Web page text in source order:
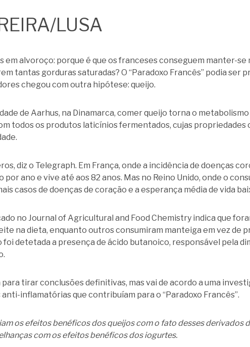
LUSA
alvoroço: porque é que os franceses conseguem manter-se
tantas gorduras saturadas? O “Paradoxo Francês” podia ser
chegou com outra hipótese: queijo.
de Aarhus, na Dinamarca, comer queijo torna o
todos os produtos laticínios fermentados, cujas
diz o Telegraph. Em França, onde a incidência de doenças
ano e vive até aos 82 anos. Mas no Reino Unido, onde o
casos de doenças de coração e a esperança média de vida
no Journal of Agricultural and Food Chemistry indica que
na dieta, enquanto outros consumiram manteiga em vez de
detetada a presença de ácido butanoico, responsável pela
tirar conclusões definitivas, mas vai de acordo a uma
inflamatórias que contribuíam para o “Paradoxo Francês”.
os efeitos benéficos dos queijos com o fato desses derivados
com os efeitos benéficos dos iogurtes.